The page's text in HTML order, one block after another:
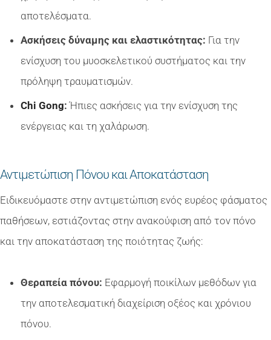
αποτελέσματα.
Ασκήσεις δύναμης και ελαστικότητας: Για την
ενίσχυση του μυοσκελετικού συστήματος και την
πρόληψη τραυματισμών.
Chi Gong: Ήπιες ασκήσεις για την ενίσχυση της
ενέργειας και τη χαλάρωση.
Αντιμετώπιση Πόνου και Αποκατάσταση
Ειδικευόμαστε στην αντιμετώπιση ενός ευρέος φάσματος
παθήσεων, εστιάζοντας στην ανακούφιση από τον πόνο
και την αποκατάσταση της ποιότητας ζωής:
Θεραπεία πόνου: Εφαρμογή ποικίλων μεθόδων για
την αποτελεσματική διαχείριση οξέος και χρόνιου
πόνου.